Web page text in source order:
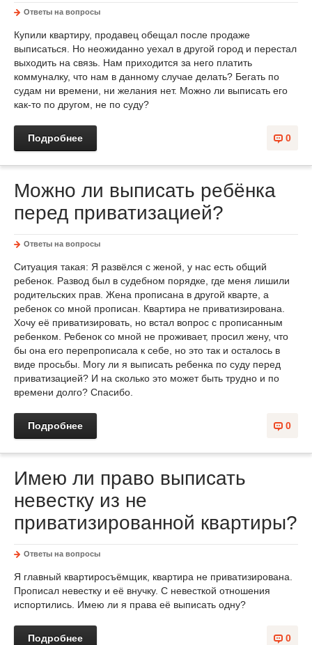
Ответы на вопросы
Купили квартиру, продавец обещал после продаже
выписаться. Но неожиданно уехал в другой город и перестал
выходить на связь. Нам приходится за него платить
коммуналку, что нам в данному случае делать? Бегать по
судам ни времени, ни желания нет. Можно ли выписать его
как-то по другом, не по суду?
0
Подробнее
Можно ли выписать ребёнка
перед приватизацией?
Ответы на вопросы
Ситуация такая: Я развёлся с женой, у нас есть общий
ребенок. Развод был в судебном порядке, где меня лишили
родительских прав. Жена прописана в другой кварте, а
ребенок со мной прописан. Квартира не приватизирована.
Хочу её приватизировать, но встал вопрос с прописанным
ребенком. Ребенок со мной не проживает, просил жену, что
бы она его перепрописала к себе, но это так и осталось в
виде просьбы. Могу ли я выписать ребенка по суду перед
приватизацией? И на сколько это может быть трудно и по
времени долго? Спасибо.
0
Подробнее
Имею ли право выписать
невестку из не
приватизированной квартиры?
Ответы на вопросы
Я главный квартиросъёмщик, квартира не приватизирована.
Прописал невестку и её внучку. С невесткой отношения
испортились. Имею ли я права её выписать одну?
0
Подробнее